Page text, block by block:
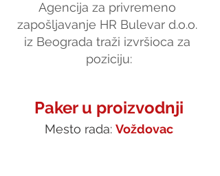
Agencija za privremeno
zapošljavanje HR Bulevar d.o.o.
iz Beograda traži izvršioca za
poziciju:
Paker u proizvodnji
Mesto rada: Voždovac